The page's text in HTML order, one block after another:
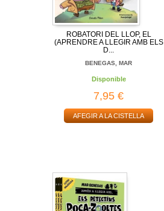
ROBATORI DEL LLOP, EL
(APRENDRE A LLEGIR AMB ELS
D...
BENEGAS, MAR
Disponible
7,95 €
AFEGIR A LA CISTELLA